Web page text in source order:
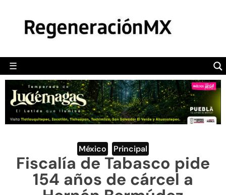
☰
POLÍTICA
CAMALEÓN
OPINIÓN
DEPORTES
ENGLISH SECTION
VIDEOS
México Principal
Fiscalía de Tabasco pide
154 años de cárcel a